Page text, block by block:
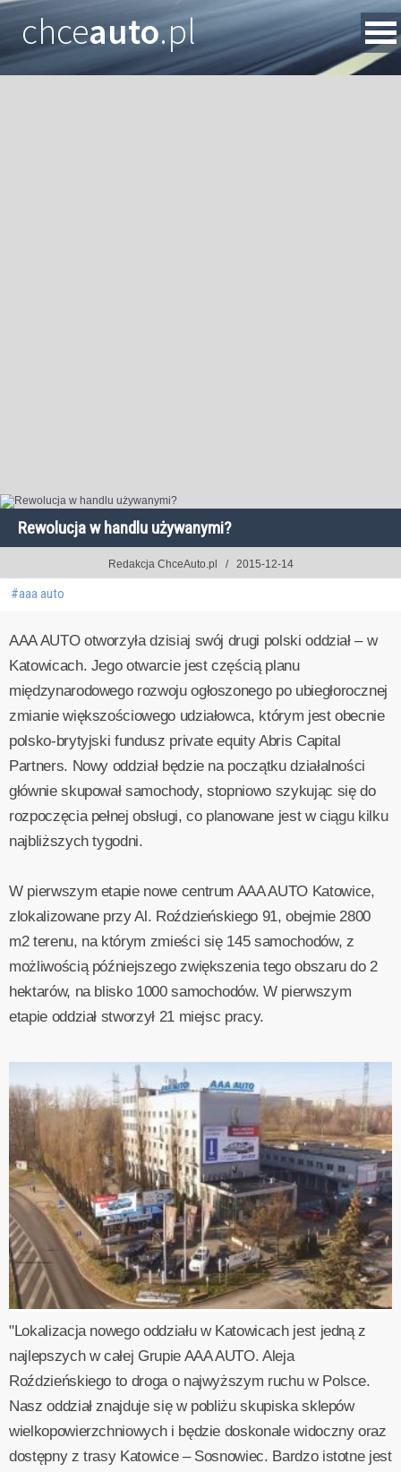
chceauto.pl
Rewolucja w handlu używanymi?
Redakcja ChceAuto.pl 2015-12-14
#aaa auto
AAA AUTO otworzyła dzisiaj swój drugi polski oddział – w
Katowicach. Jego otwarcie jest częścią planu
międzynarodowego rozwoju ogłoszonego po ubiegłorocznej
zmianie większościowego udziałowca, którym jest obecnie
polsko-brytyjski fundusz private equity Abris Capital
Partners. Nowy oddział będzie na początku działalności
głównie skupował samochody, stopniowo szykując się do
rozpoczęcia pełnej obsługi, co planowane jest w ciągu kilku
najbliższych tygodni.
W pierwszym etapie nowe centrum AAA AUTO Katowice,
zlokalizowane przy Al. Roździeńskiego 91, obejmie 2800
m2 terenu, na którym zmieści się 145 samochodów, z
możliwością późniejszego zwiększenia tego obszaru do 2
hektarów, na blisko 1000 samochodów. W pierwszym
etapie oddział stworzył 21 miejsc pracy.
"Lokalizacja nowego oddziału w Katowicach jest jedną z
najlepszych w całej Grupie AAA AUTO. Aleja
Roździeńskiego to droga o najwyższym ruchu w Polsce.
Nasz oddział znajduje się w pobliżu skupiska sklepów
wielkopowierzchniowych i będzie doskonale widoczny oraz
dostępny z trasy Katowice – Sosnowiec. Bardzo istotne jest